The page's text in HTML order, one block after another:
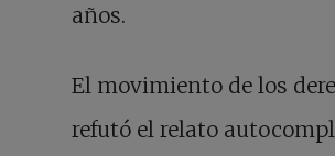
años.
El movimiento de los
refutó el relato